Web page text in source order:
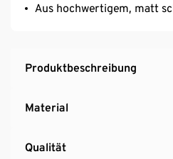
Aus hochwertigem, matt
Produktbeschreibung
Material
Qualität